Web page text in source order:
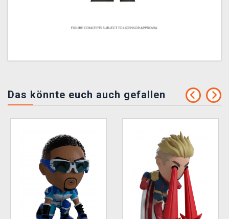
Das könnte euch auch gefallen